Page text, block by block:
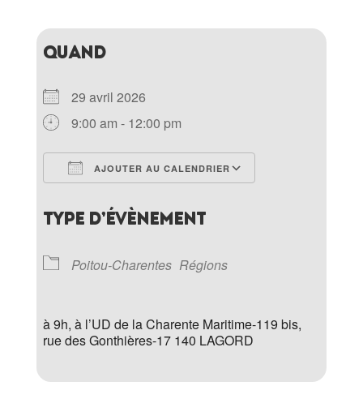
QUAND
29 avril 2026
9:00 am - 12:00 pm
AJOUTER AU CALENDRIER
TYPE D’ÉVÈNEMENT
Poitou-Charentes Régions
à 9h, à l’UD de la Charente Maritime-119 bis,
rue des Gonthières-17 140 LAGORD